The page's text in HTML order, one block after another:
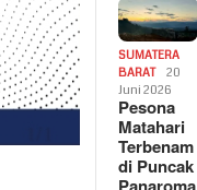
SUMATERA
BARAT
20
Juni 2026
Pesona
Matahari
Terbenam
di Puncak